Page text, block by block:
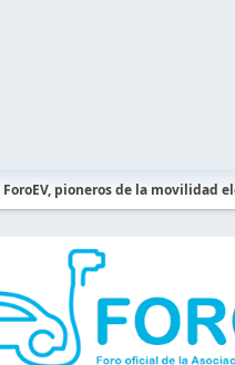
ForoEV, pioneros de la movilidad